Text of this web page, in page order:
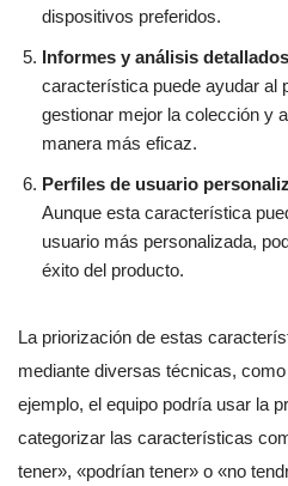
dispositivos preferidos.
Informes y análisis detallados
característica puede ayudar al
gestionar mejor la colección y
manera más eficaz.
Perfiles de usuario
Aunque esta característica
usuario más personalizada,
éxito del producto.
La priorización de estas
mediante diversas técnicas,
ejemplo, el equipo podría usar la
categorizar las características
tener», «podrían tener» o «no